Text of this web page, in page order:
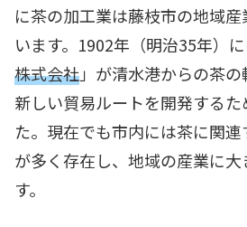
に茶の加工業は藤枝市の地域
います。1902年（明治35年）
株式会社」が清水港からの茶の
新しい貿易ルートを開発する
た。現在でも市内には茶に関
が多く存在し、地域の産業に大
す。